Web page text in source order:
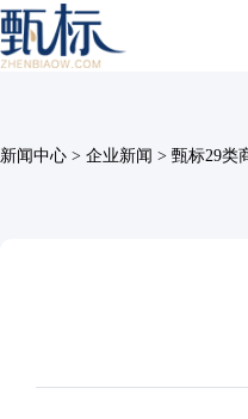
新闻中心 > 企业新闻 > 甄标29类